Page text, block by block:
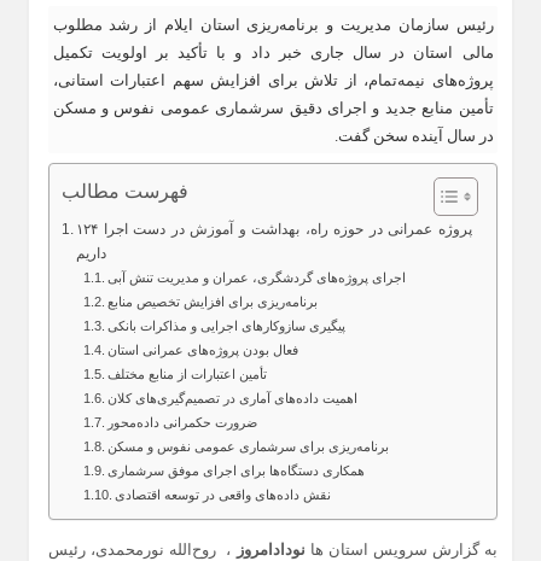
رئیس سازمان مدیریت و برنامه‌ریزی استان ایلام از رشد مطلوب
مالی استان در سال جاری خبر داد و با تأکید بر اولویت تکمیل
پروژه‌های نیمه‌تمام، از تلاش برای افزایش سهم اعتبارات استانی،
تأمین منابع جدید و اجرای دقیق سرشماری عمومی نفوس و مسکن
در سال آینده سخن گفت.
فهرست مطالب
۱۲۴ پروژه عمرانی در حوزه راه، بهداشت و آموزش در دست اجرا
داریم
اجرای پروژه‌های گردشگری، عمران و مدیریت تنش آبی
برنامه‌ریزی برای افزایش تخصیص منابع
پیگیری سازوکارهای اجرایی و مذاکرات بانکی
فعال بودن پروژه‌های عمرانی استان
تأمین اعتبارات از منابع مختلف
اهمیت داده‌های آماری در تصمیم‌گیری‌های کلان
ضرورت حکمرانی داده‌محور
برنامه‌ریزی برای سرشماری عمومی نفوس و مسکن
همکاری دستگاه‌ها برای اجرای موفق سرشماری
نقش داده‌های واقعی در توسعه اقتصادی
به گزارش سرویس استان ها نودادامروز
، روح‌الله نورمحمدی، رئیس